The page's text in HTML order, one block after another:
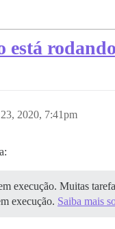
está
2020, 7:41pm
execução. Muitas
execução. Saiba mais